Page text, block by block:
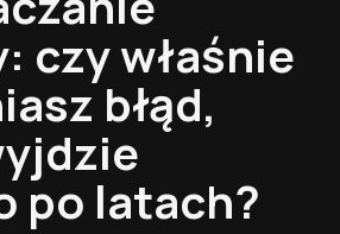
czy właśnie
błąd,
po latach?